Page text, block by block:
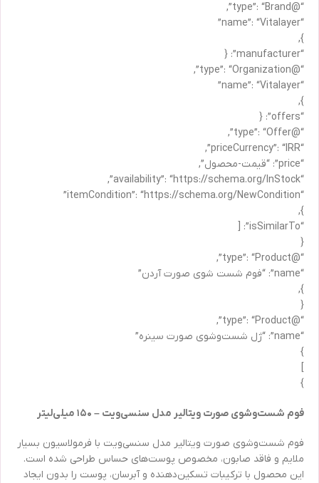
“@type”: “Brand”,
“name”: “Vitalayer”
},
“manufacturer”: {
“@type”: “Organization”,
“name”: “Vitalayer”
},
“offers”: {
“@type”: “Offer”,
“priceCurrency”: “IRR”,
“price”: “قیمت-محصول”,
“availability”: “https://schema.org/InStock”,
“itemCondition”: “https://schema.org/NewCondition”
},
“isSimilarTo”: [
{
“@type”: “Product”,
“name”: “فوم شست شوی صورت آردن”
},
{
“@type”: “Product”,
“name”: “ژل شست‌وشوی صورت سینره”
}
]
}
فوم شست‌وشوی صورت ویتالیر مدل سنسی‌ویت – ۱۵۰ میلی‌لیتر
فوم شست‌وشوی صورت ویتالیر مدل سنسی‌ویت با فرمولاسیون بسیار
ملایم و فاقد صابون، مخصوص پوست‌های حساس طراحی شده است.
این محصول با ترکیبات تسکین‌دهنده و آبرسان، پوست را بدون ایجاد